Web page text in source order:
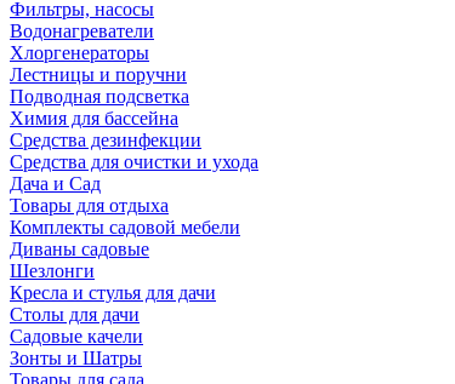
Фильтры, насосы
Водонагреватели
Хлоргенераторы
Лестницы и поручни
Подводная подсветка
Химия для бассейна
Средства дезинфекции
Средства для очистки и ухода
Дача и Сад
Товары для отдыха
Комплекты садовой мебели
Диваны садовые
Шезлонги
Кресла и стулья для дачи
Столы для дачи
Садовые качели
Зонты и Шатры
Товары для сада